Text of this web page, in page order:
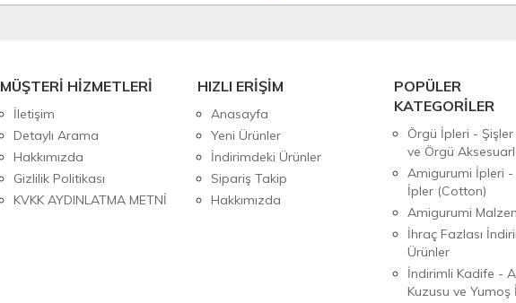
MÜŞTERİ HİZMETLERİ
İletişim
Detaylı Arama
Hakkımızda
Gizlilik Politikası
KVKK AYDINLATMA METNİ
HIZLI ERİŞİM
Anasayfa
Yeni Ürünler
İndirimdeki Ürünler
Sipariş Takip
Hakkımızda
POPÜLER
KATEGORİLER
Örgü İpleri - Şişler
ve Örgü
Amigurumi İpleri -
İpler (Cotton)
Amigurumi
İhraç Fazlası
Ürünler
İndirimli Kadife -
Kuzusu ve Yumoş